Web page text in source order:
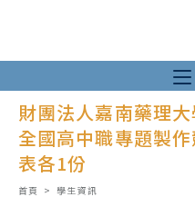
至
主
內
容
財團法人嘉南藥理
全國高中職專題製
表各1份
首頁 > 學生資訊